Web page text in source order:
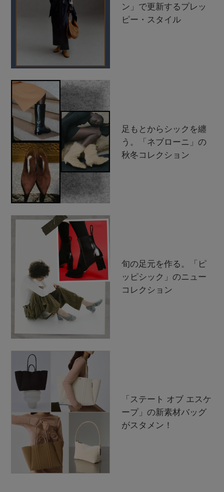
ン」で更新するプレッ
ピー・スタイル
足もとからシックを纏
う。「ネブローニ」の
秋冬コレクション
旬の足元を作る。「ピ
ッピシック」のニュー
コレクション
「ステート オブ エスケ
ープ」の新素材バッグ
がスタメン！